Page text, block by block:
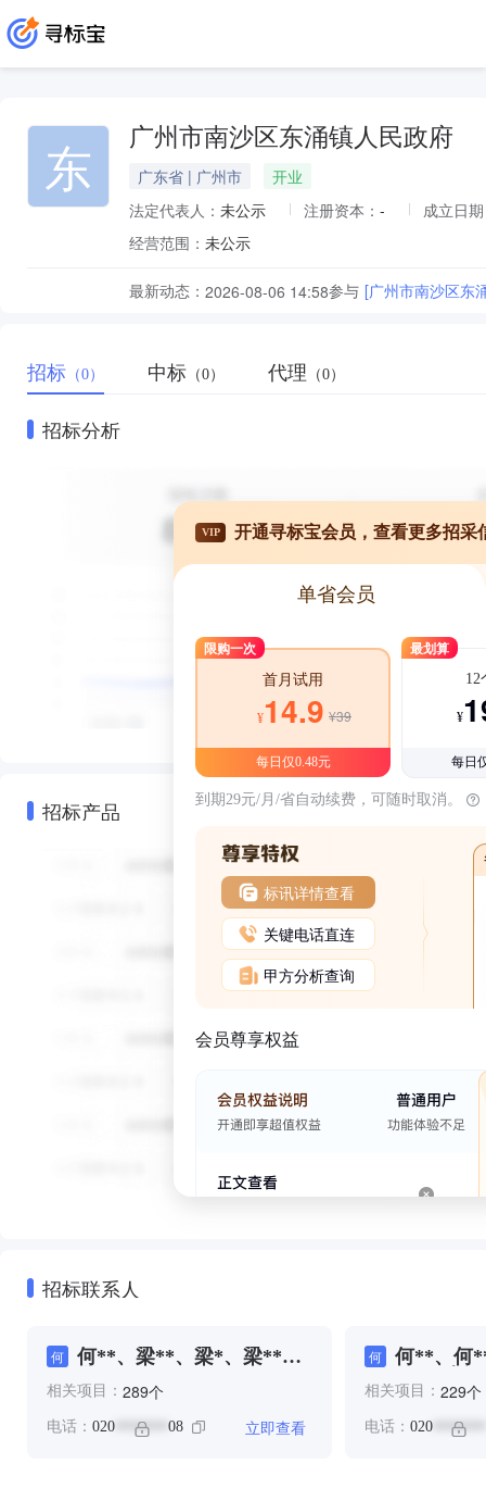
东 广州市南沙区东涌镇人民政府
广东省 | 广州市
开业
法定代表人： 未公示 注册资本： -
成立日
经营范围： 未公示
最新动态： 2026-08-06 14:58参与 [广州市南沙区东
招标 （0） 中标 （0） 代理 （0）
招标分析
招标产品
VIP 开通寻标宝会员，查看更多招采
单省会员
限购一次
首月试用
¥14.9 ¥39
每日仅0.48元
最划算
12
¥
每日
到期29元/月/省自动续费，可随时取消。
标讯详情查看
关键电话直连
甲方分析查询
会员尊享权益
招标联系人
何
何**、梁**、梁*、梁**、
相关项目： 289个
电话： 020 ******* 08 立即查看
何
何**、何
相关项目： 229个
电话： 020*******